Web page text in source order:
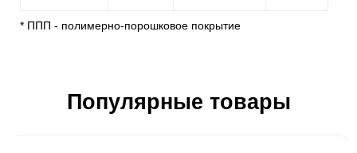
* ППП - полимерно-порошковое покрытие
Популярные товары